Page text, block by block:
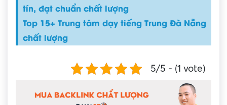
tín, đạt chuẩn chất lượng
Top 15+ Trung tâm dạy tiếng Trung Đà Nẵng
chất lượng
5/5 - (1 vote)